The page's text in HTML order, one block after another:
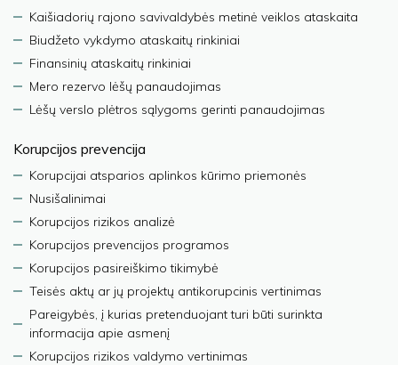
Kaišiadorių rajono savivaldybės metinė veiklos ataskaita
Biudžeto vykdymo ataskaitų rinkiniai
Finansinių ataskaitų rinkiniai
Mero rezervo lėšų panaudojimas
Lėšų verslo plėtros sąlygoms gerinti panaudojimas
Korupcijos prevencija
Korupcijai atsparios aplinkos kūrimo priemonės
Nusišalinimai
Korupcijos rizikos analizė
Korupcijos prevencijos programos
Korupcijos pasireiškimo tikimybė
Teisės aktų ar jų projektų antikorupcinis vertinimas
Pareigybės, į kurias pretenduojant turi būti surinkta
informacija apie asmenį
Korupcijos rizikos valdymo vertinimas